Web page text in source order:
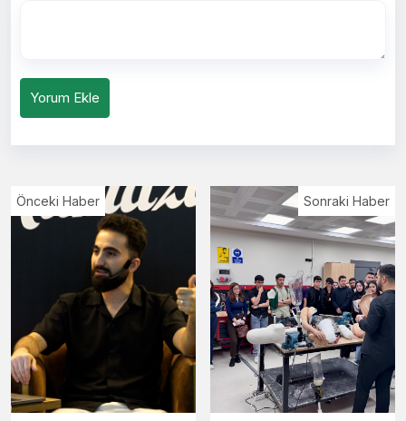
Yorum Ekle
Önceki Haber Sonraki Haber